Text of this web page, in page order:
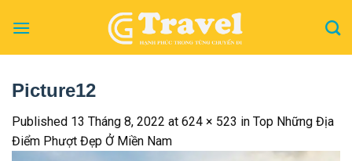
Picture12
Published 13 Tháng 8, 2022 at 624 × 523 in Top Những Địa
Điểm Phượt Đẹp Ở Miền Nam